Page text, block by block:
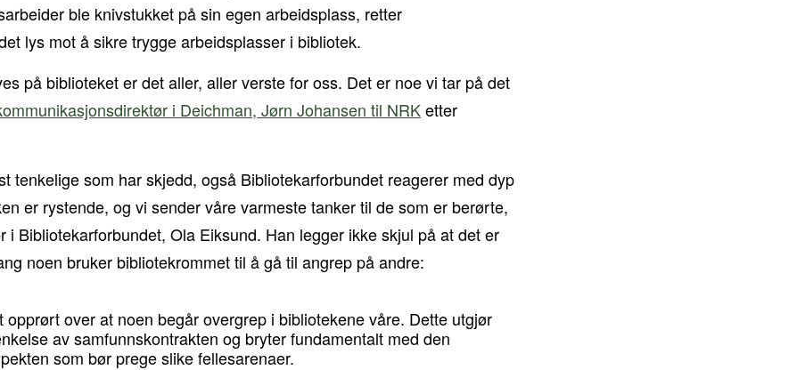
ble knivstukket på sin egen arbeidsplass, retter
lys mot å sikre trygge arbeidsplasser i bibliotek.
på biblioteket er det aller, aller verste for oss. Det er noe vi tar på det
i Deichman, Jørn Johansen til NRKetter
tenkelige som har skjedd, også Bibliotekarforbundet reagerer med dyp
er rystende, og vi sender våre varmeste tanker til de som er berørte,
i Bibliotekarforbundet, Ola Eiksund. Han legger ikke skjul på at det er
noen bruker bibliotekrommet til å gå til angrep på andre:
opprørt over at noen begår overgrep i bibliotekene våre. Dette utgjør
av samfunnskontrakten og bryter fundamentalt med den
som bør prege slike fellesarenaer.